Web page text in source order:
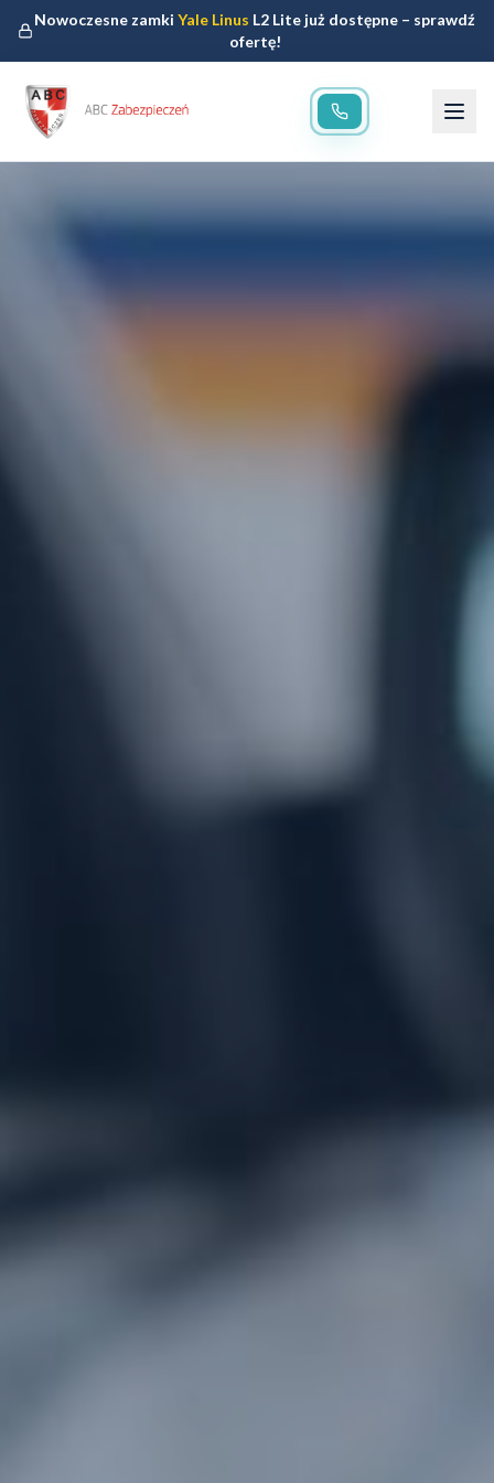
Nowoczesne zamkiYale Linus L2 Lite już dostępne – sprawdź
ofertę!